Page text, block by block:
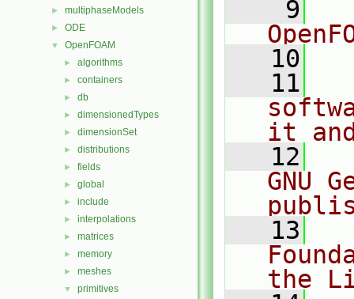
► multiphaseModels
► ODE
▼ OpenFOAM
► algorithms
► containers
► db
► dimensionedTypes
► dimensionSet
► distributions
► fields
► global
► include
► interpolations
► matrices
► memory
► meshes
▼ primitives
    9
   10
   11
it
   12
GNU
   13
the